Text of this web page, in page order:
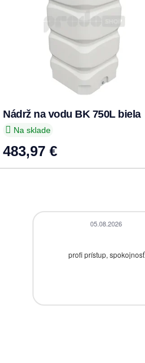
Na sklade
Nádrž na vodu BK 750L biela
483,97 €
05.08.2026
profi prístup, spokojnosť